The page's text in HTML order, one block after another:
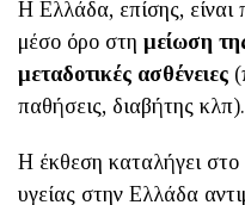
Η Ελλάδα, επίσης,
μέσο όρο στη μείωση
μεταδοτικές ασθένειες
παθήσεις, διαβήτης κλπ).
Η έκθεση καταλήγει
υγείας στην Ελλάδα